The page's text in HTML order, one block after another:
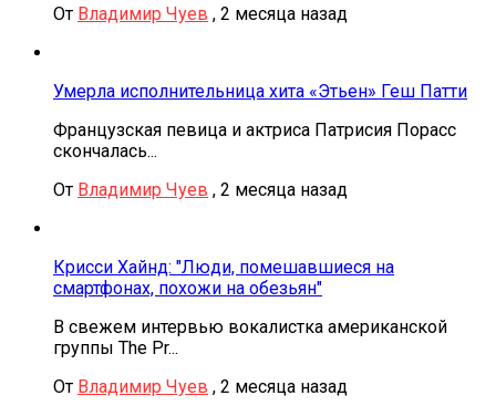
От Владимир Чуев , 2 месяца назад
Умерла исполнительница хита «Этьен» Геш Патти
Французская певица и актриса Патрисия Порасс
скончалась...
От Владимир Чуев , 2 месяца назад
Крисси Хайнд: "Люди, помешавшиеся на
смартфонах, похожи на обезьян"
В свежем интервью вокалистка американской
группы The Pr...
От Владимир Чуев , 2 месяца назад